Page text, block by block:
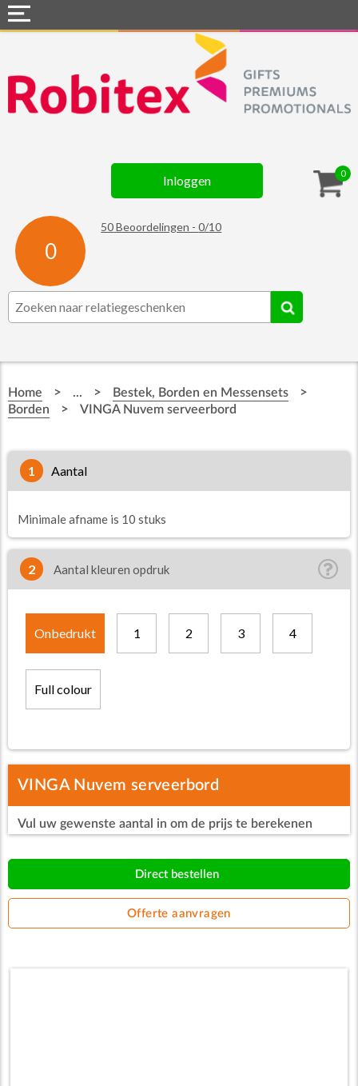
0
Inloggen
0
50Beoordelingen -0/10
Webshops
Snel naar »
Assortiment
Contact
☆ Prijsknallers ☆
Home > ... > Bestek, Borden en Messensets >
Borden > VINGA Nuvem serveerbord
1 aantal
Minimale afname is 10 stuks
2 Aantal kleuren opdruk
Onbedrukt 1 2 3 4
Full colour
VINGA Nuvem serveerbord
Vul uw gewenste aantal in om de prijs te berekenen
Direct bestellen
Offerte aanvragen